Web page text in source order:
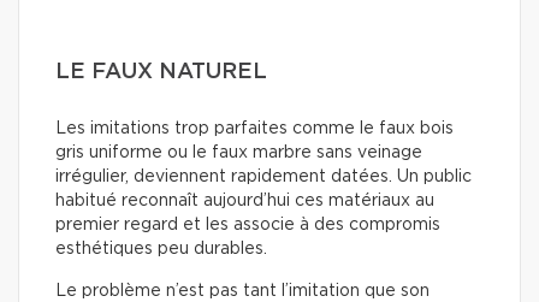
LE FAUX NATUREL
Les imitations trop parfaites comme le faux bois
gris uniforme ou le faux marbre sans veinage
irrégulier, deviennent rapidement datées. Un public
habitué reconnaît aujourd’hui ces matériaux au
premier regard et les associe à des compromis
esthétiques peu durables.
Le problème n’est pas tant l’imitation que son